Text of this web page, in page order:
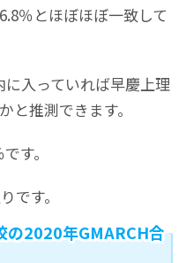
％とほぼほぼ一致して
入っていれば早慶上理
と推測できます。
す。
です。
の2020年GMARCH合